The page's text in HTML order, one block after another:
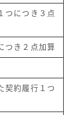
つにつき３点
つき２点加算
契約履行１つ